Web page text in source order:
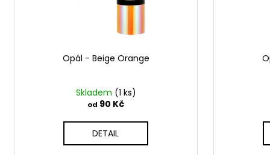
Opál - Beige Orange
Skladem (1 ks)
od 90 Kč
DETAIL